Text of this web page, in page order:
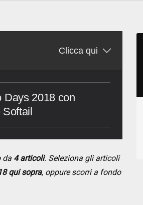
Clicca qui
Days 2018 con
da 4 articoli. Seleziona gli articoli
qui sopra, oppure scorri a fondo